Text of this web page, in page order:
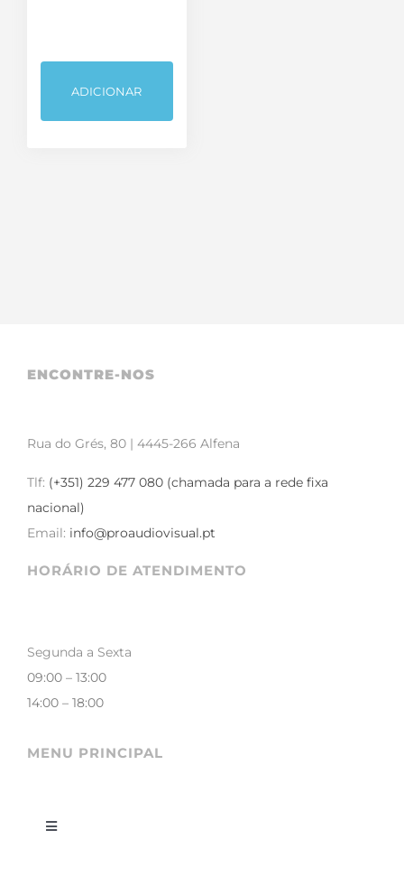
ADICIONAR
ENCONTRE-NOS
Rua do Grés, 80 | 4445-266 Alfena
Tlf: (+351) 229 477 080 (chamada para a rede fixa
nacional)
Email: info@proaudiovisual.pt
HORÁRIO DE ATENDIMENTO
Segunda a Sexta
09:00 – 13:00
14:00 – 18:00
MENU PRINCIPAL
Toggle